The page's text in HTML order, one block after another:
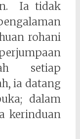
Ia tidak
rohani
setiap
ia datang
dalam
kerinduan